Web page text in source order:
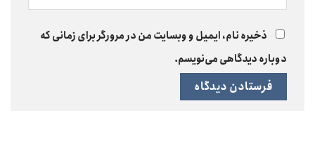
ذخیره نام، ایمیل و وبسایت من در مرورگر برای زمانی که
دوباره دیدگاهی می‌نویسم.